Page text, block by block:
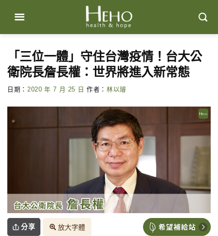
content
「三位一體」守住台灣疫情！台大公
衛院長詹長權：世界將進入新常態
日期： 2020 年 7 月 25 日 作者： 林以璿
分享 放大字體